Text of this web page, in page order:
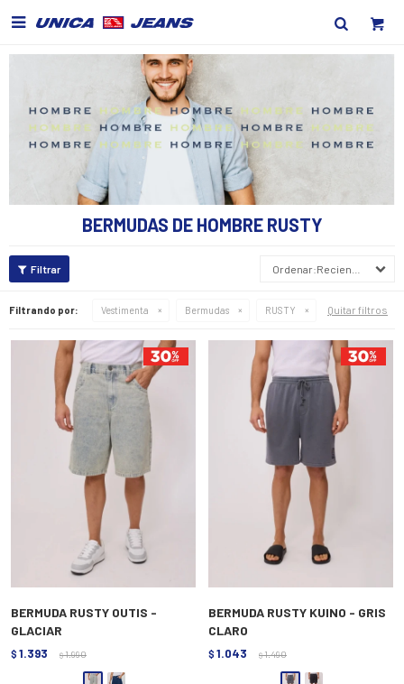

BERMUDAS DE HOMBRE RUSTY
Recientes
Filtrando por: Vestimenta Bermudas RUSTY Quitar filtros
BERMUDA RUSTY OUTIS -
GLACIAR
$ 1.393 $ 1.990
BERMUDA RUSTY KUINO - GRIS
CLARO
$ 1.043 $ 1.490